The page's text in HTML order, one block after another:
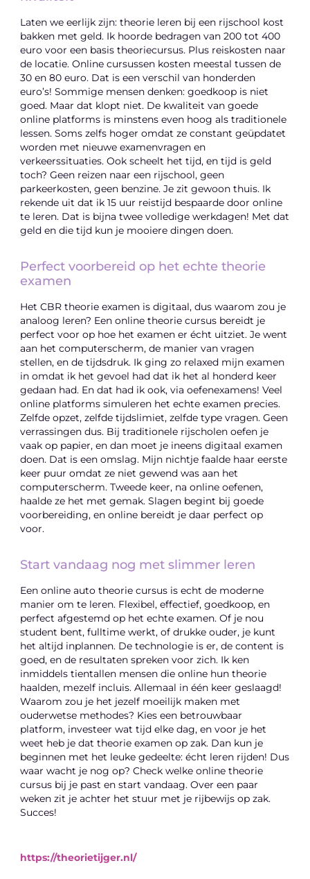
Laten we eerlijk zijn: theorie leren bij een rijschool kost
bakken met geld. Ik hoorde bedragen van 200 tot 400
euro voor een basis theoriecursus. Plus reiskosten naar
de locatie. Online cursussen kosten meestal tussen de
30 en 80 euro. Dat is een verschil van honderden
euro’s! Sommige mensen denken: goedkoop is niet
goed. Maar dat klopt niet. De kwaliteit van goede
online platforms is minstens even hoog als traditionele
lessen. Soms zelfs hoger omdat ze constant geüpdatet
worden met nieuwe examenvragen en
verkeerssituaties. Ook scheelt het tijd, en tijd is geld
toch? Geen reizen naar een rijschool, geen
parkeerkosten, geen benzine. Je zit gewoon thuis. Ik
rekende uit dat ik 15 uur reistijd bespaarde door online
te leren. Dat is bijna twee volledige werkdagen! Met dat
geld en die tijd kun je mooiere dingen doen.
Perfect voorbereid op het echte theorie
examen
Het CBR theorie examen is digitaal, dus waarom zou je
analoog leren? Een online theorie cursus bereidt je
perfect voor op hoe het examen er écht uitziet. Je went
aan het computerscherm, de manier van vragen
stellen, en de tijdsdruk. Ik ging zo relaxed mijn examen
in omdat ik het gevoel had dat ik het al honderd keer
gedaan had. En dat had ik ook, via oefenexamens! Veel
online platforms simuleren het echte examen precies.
Zelfde opzet, zelfde tijdslimiet, zelfde type vragen. Geen
verrassingen dus. Bij traditionele rijscholen oefen je
vaak op papier, en dan moet je ineens digitaal examen
doen. Dat is een omslag. Mijn nichtje faalde haar eerste
keer puur omdat ze niet gewend was aan het
computerscherm. Tweede keer, na online oefenen,
haalde ze het met gemak. Slagen begint bij goede
voorbereiding, en online bereidt je daar perfect op
voor.
Start vandaag nog met slimmer leren
Een online auto theorie cursus is echt de moderne
manier om te leren. Flexibel, effectief, goedkoop, en
perfect afgestemd op het echte examen. Of je nou
student bent, fulltime werkt, of drukke ouder, je kunt
het altijd inplannen. De technologie is er, de content is
goed, en de resultaten spreken voor zich. Ik ken
inmiddels tientallen mensen die online hun theorie
haalden, mezelf incluis. Allemaal in één keer geslaagd!
Waarom zou je het jezelf moeilijk maken met
ouderwetse methodes? Kies een betrouwbaar
platform, investeer wat tijd elke dag, en voor je het
weet heb je dat theorie examen op zak. Dan kun je
beginnen met het leuke gedeelte: écht leren rijden! Dus
waar wacht je nog op? Check welke online theorie
cursus bij je past en start vandaag. Over een paar
weken zit je achter het stuur met je rijbewijs op zak.
Succes!
https://theorietijger.nl/